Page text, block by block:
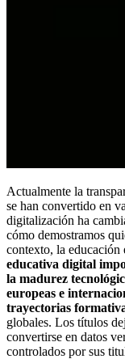
Actualmente la
se han convertido en
digitalización ha
cómo demostramos
contexto, la educación
educativa digital
la madurez
europeas e
trayectorias
globales. Los títulos
convertirse en datos
controlados por sus